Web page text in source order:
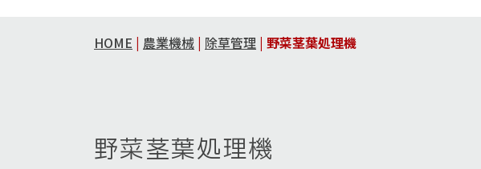
HOME | 農業機械 | 除草管理 | 野菜茎葉処理機
野菜茎葉処理機